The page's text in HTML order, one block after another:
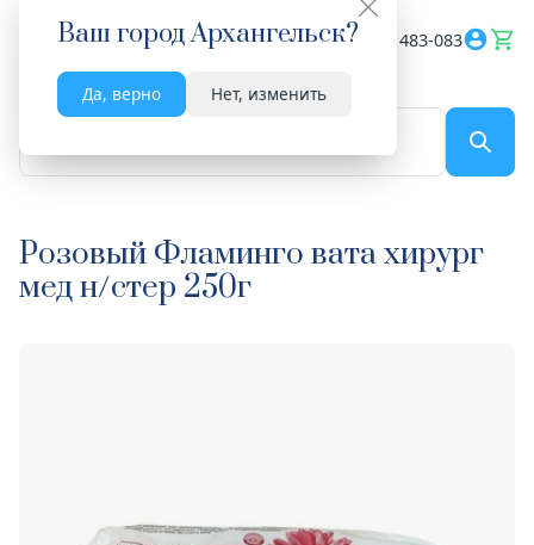
Ваш городАрхангельск?
Да, верно Нет, изменить
Весь сайт 8182 483-083
Розовый Фламинго вата хирург
мед н/стер 250г